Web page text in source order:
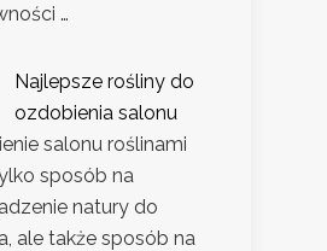
…
Najlepsze rośliny do
ozdobienia salonu
salonu roślinami
sposób na
natury do
ale także sposób na